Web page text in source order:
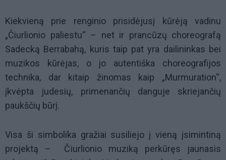
Kiekvieną prie renginio prisidėjusį kūrėją vadinu
„Čiurlionio paliestu“ – net ir prancūzų choreografą
Sadecką Berrabahą, kuris taip pat yra dailininkas bei
muzikos kūrėjas, o jo autentiška choreografijos
technika, dar kitaip žinomas kaip „Murmuration“,
įkvėpta judesių, primenančių danguje skriejančių
paukščių būrį.
Visa ši simbolika gražiai susiliejo į vieną įsimintiną
projektą – Čiurlionio muziką perkūręs jaunasis